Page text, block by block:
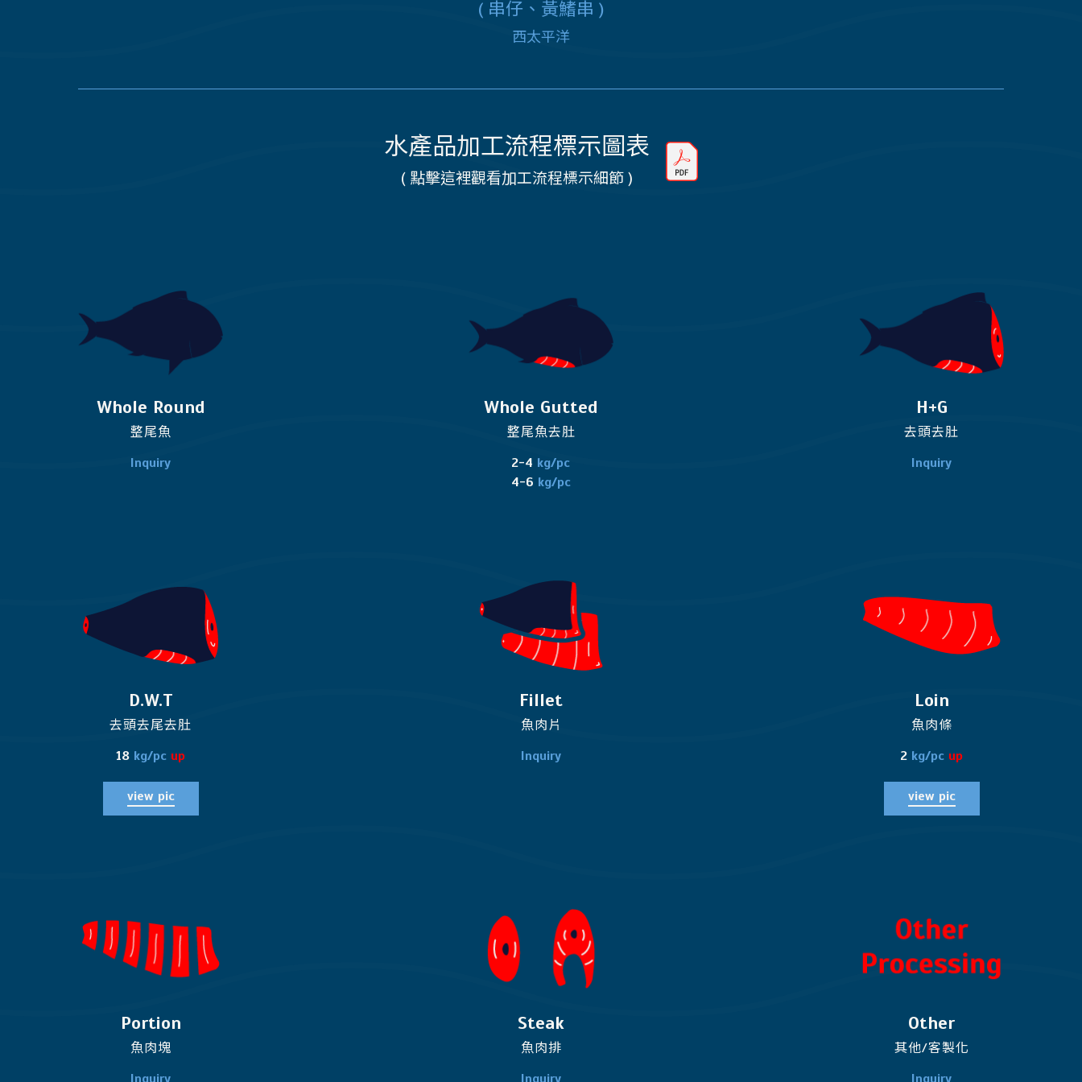
( 串仔、黃鰭串 )
西太平洋
水產品加工流程標示圖表
( 點擊這裡觀看加工流程標示細節 )
Whole Round
整尾魚
Whole Gutted
整尾魚去肚
2-4 kg/pc
4-6 kg/pc
H+G
去頭去肚
D.W.T
去頭去尾去肚
18 kg/pc up
view pic
Fillet
魚肉片
Loin
魚肉條
2 kg/pc up
view pic
Portion
魚肉塊
Steak
魚肉排
Other
其他/客製化